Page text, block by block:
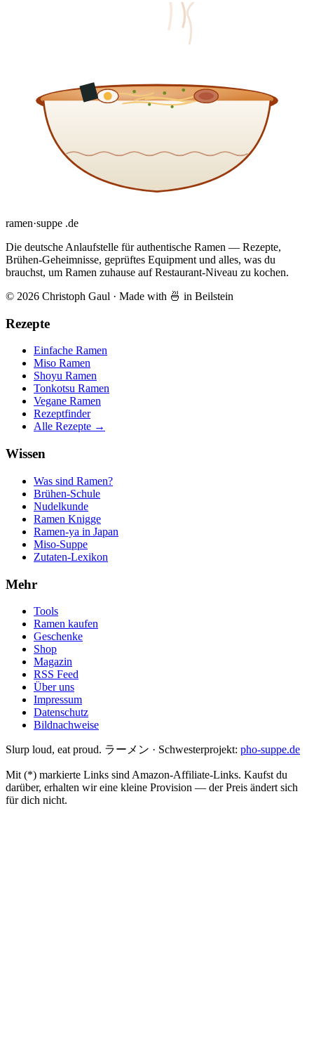
ramen·suppe .de
Die deutsche Anlaufstelle für authentische Ramen — Rezepte,
Brühen-Geheimnisse, geprüftes Equipment und alles, was du
brauchst, um Ramen zuhause auf Restaurant-Niveau zu kochen.
© 2026 Christoph Gaul · Made with 🍜 in Beilstein
Rezepte
Einfache Ramen
Miso Ramen
Shoyu Ramen
Tonkotsu Ramen
Vegane Ramen
Rezeptfinder
Alle Rezepte →
Wissen
Was sind Ramen?
Brühen-Schule
Nudelkunde
Ramen Knigge
Ramen-ya in Japan
Miso-Suppe
Zutaten-Lexikon
Mehr
Tools
Ramen kaufen
Geschenke
Shop
Magazin
RSS Feed
Über uns
Impressum
Datenschutz
Bildnachweise
Slurp loud, eat proud. ラーメン · Schwesterprojekt: pho-suppe.de
Mit (*) markierte Links sind Amazon-Affiliate-Links. Kaufst du
darüber, erhalten wir eine kleine Provision — der Preis ändert sich
für dich nicht.